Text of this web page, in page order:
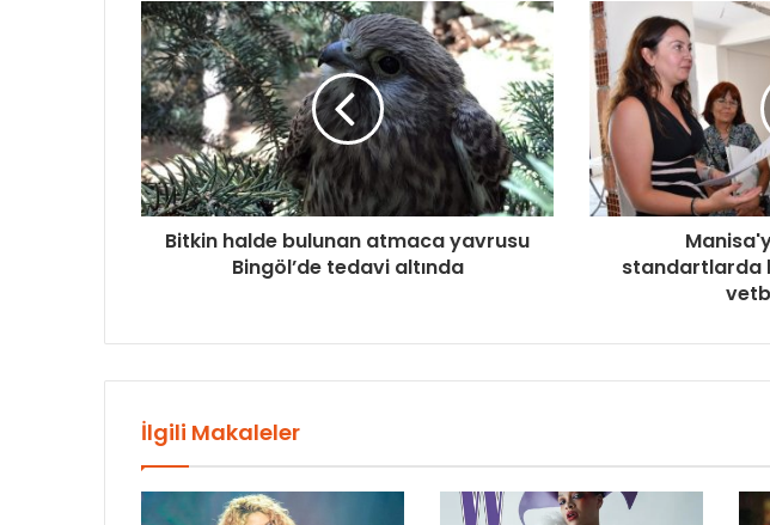
Bitkin halde bulunan atmaca yavrusu
Bingöl’de tedavi altında
standartlarda
İlgili Makaleler